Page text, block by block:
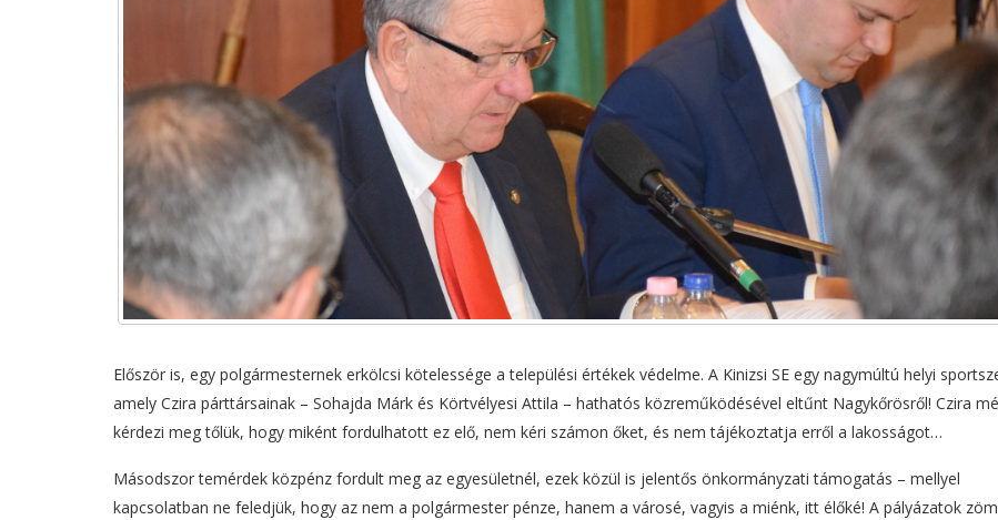
Először is, egy polgármesternek erkölcsi kötelessége a települési értékek védelme. A Kinizsi SE egy nagymúltú helyi
amely Czira párttársainak – Sohajda Márk és Körtvélyesi Attila – hathatós közreműködésével eltűnt Nagykőrösről! Czira
kérdezi meg tőlük, hogy miként fordulhatott ez elő, nem kéri számon őket, és nem tájékoztatja erről a lakosságot…
Másodszor temérdek közpénz fordult meg az egyesületnél, ezek közül is jelentős önkormányzati támogatás – mellyel
kapcsolatban ne feledjük, hogy az nem a polgármester pénze, hanem a városé, vagyis a miénk, itt élőké! A pályázatok